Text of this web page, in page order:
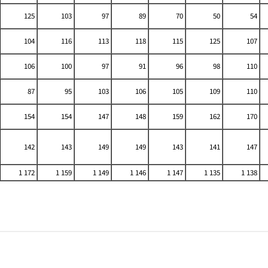
125 103 97 89 70 50
54
104 116 113 118 115 125
107
106 100 97 91 96 98
110
87 95 103 106 105 109
110
154 154 147 148 159 162
170
142 143 149 149 143 141 147
1 172 1 159 1 149 1 146 1 147 1 135 1 138